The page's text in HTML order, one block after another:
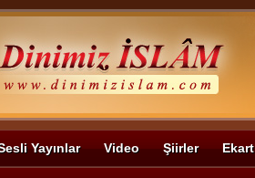
Yayınlar Video Şiirler Ekart